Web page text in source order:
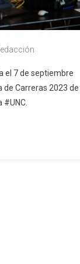
el 7 de septiembre
Carreras 2023 de
#UNC.